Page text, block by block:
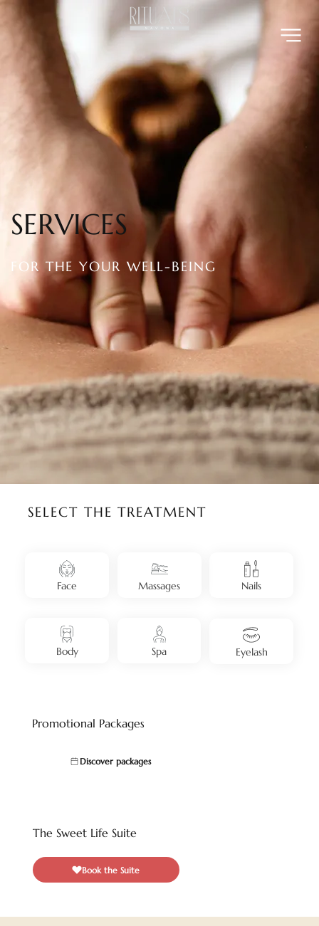
SERVICES
FOR THE YOUR WELL-BEING
SELECT THE TREATMENT
Body Eyelash
Spa
Nails
Massages
Face
The Sweet Life Suite
Book the Suite
Promotional Packages
Discover packages